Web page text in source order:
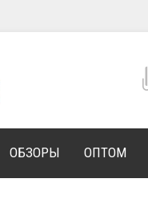
ОБЗОРЫ ОПТОМ